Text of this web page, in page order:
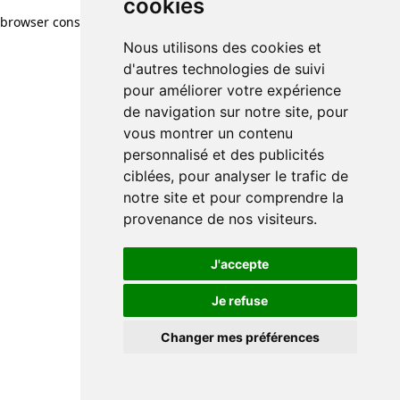
cookies
Nous utilisons des cookies et
d'autres technologies de suivi
pour améliorer votre expérience
de navigation sur notre site, pour
vous montrer un contenu
personnalisé et des publicités
ciblées, pour analyser le trafic de
notre site et pour comprendre la
provenance de nos visiteurs.
J'accepte
Je refuse
Changer mes préférences
browser console for more information)